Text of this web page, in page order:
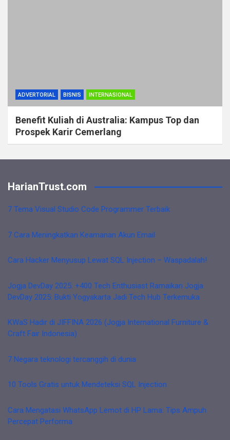
ADVERTORIAL BISNIS INTERNASIONAL
Benefit Kuliah di Australia: Kampus Top dan
Prospek Karir Cemerlang
HarianTrust.com
7 Tema Visual Studio Code Programmer Terbaik
7 Cara Meningkatkan Keamanan Akun Email
Cara Hacker Menyusup Lewat SQL Injection – Waspadalah!
Jogja DevDay 2025: +400 Tech Enthusiast Ramaikan Jogja
DevDay 2025: Bukti Yogyakarta Jadi Tech Hub Terkemuka
KWaS Hadir di JIFFINA 2026 (Jogja International Furniture &
Craft Fair Indonesia)
7 Negara teknologi tercanggih di dunia
10 Tools Gratis untuk Mendeteksi SQL Injection
Cara Mengatasi WhatsApp Lemot di HP Lama: Tips Ampuh
Percepat Performa